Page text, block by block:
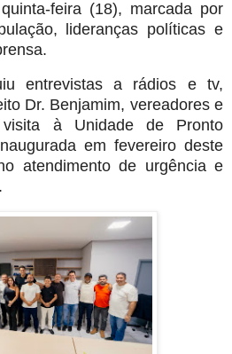
feira (18), marcada por
lideranças políticas e
entrevistas a rádios e tv,
Dr. Benjamim, vereadores e
à Unidade de Pronto
em fevereiro deste
atendimento de urgência e